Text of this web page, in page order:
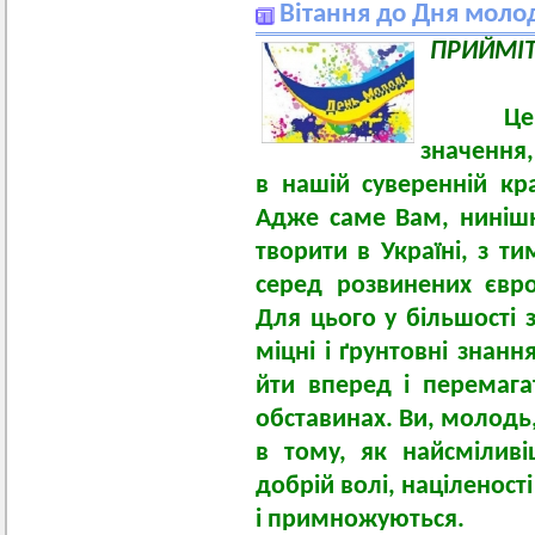
Вітання до Дня
Це
в нашій суверенній
Адже саме Вам,
творити в Україні, з
серед розвинених
Для цього у
міцні і ґрунтовні
йти вперед і
обставинах. Ви,
в тому, як
добрій волі,
і примножуються.